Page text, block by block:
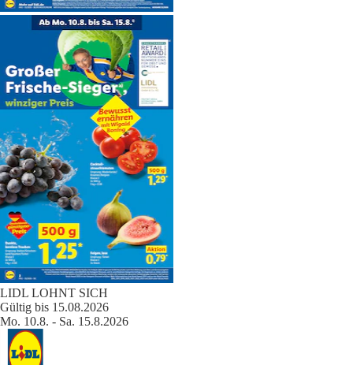
LIDL LOHNT SICH
Gültig bis 15.08.2026
Mo. 10.8. - Sa. 15.8.2026